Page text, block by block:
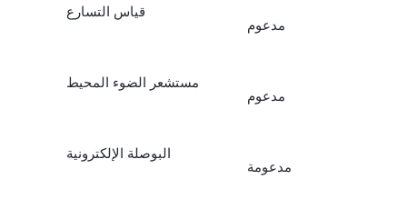
قياس التسارع
مدعوم
مستشعر الضوء المحيط
مدعوم
البوصلة الإلكترونية
مدعومة